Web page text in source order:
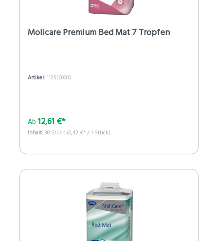
Molicare Premium Bed Mat 7 Tropfen
Artikel:11251.00002
Ab 12,61 €*
Inhalt:30 Stück (0,42 €* / 1 Stück)